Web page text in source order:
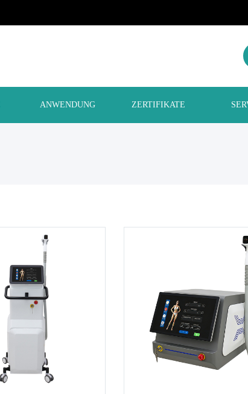
ANWENDUNG ZERTIFIKATE